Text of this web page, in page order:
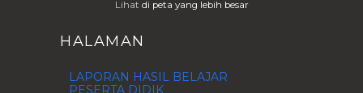
Lihat di peta yang lebih besar
HALAMAN
LAPORAN HASIL BELAJAR
PESERTA DIDIK